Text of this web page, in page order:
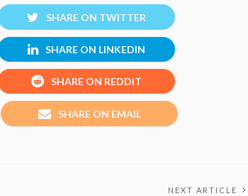
SHARE ON TWITTER
SHARE ON LINKEDIN
SHARE ON REDDIT
SHARE ON EMAIL
NEXT ARTICLE